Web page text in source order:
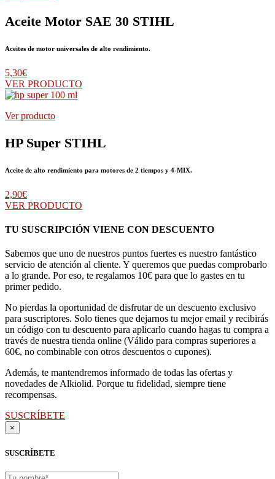
Aceite Motor SAE 30 STIHL
Aceites de motor universales de alto rendimiento.
5,30€
VER PRODUCTO
Ver producto
HP Super STIHL
Aceite de alto rendimiento para motores de 2 tiempos y 4-MIX.
2,90€
VER PRODUCTO
TU SUSCRIPCIÓN VIENE CON DESCUENTO
Sabemos que uno de nuestros puntos fuertes es nuestro fantástico
servicio de atención al cliente. Y queremos que puedas comprobarlo
a lo grande. Por eso, te regalamos 10€ para que lo gastes en tu
primer pedido.
No pierdas la oportunidad de disfrutar de un descuento exclusivo
para suscriptores. Solo tienes que dejarnos tu mejor email y recibirás
un código con tu descuento para aplicarlo cuando hagas tu compra a
través de nuestra tienda online (Válido para compras superiores a
60€, no combinable con otros descuentos o cupones).
Además, te mantendremos informado de todas las ofertas y
novedades de Alkiolid. Porque tu fidelidad, siempre tiene
recompensas.
SUSCRÍBETE
×
SUSCRÍBETE